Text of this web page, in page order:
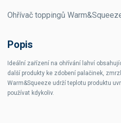
Ohřívač toppingů
Popis
Ideální zařízení na ohřívání lahví
další produkty ke zdobení palačinek,
Warm&Squeeze udrží teplotu produktu
používat kdykoliv.